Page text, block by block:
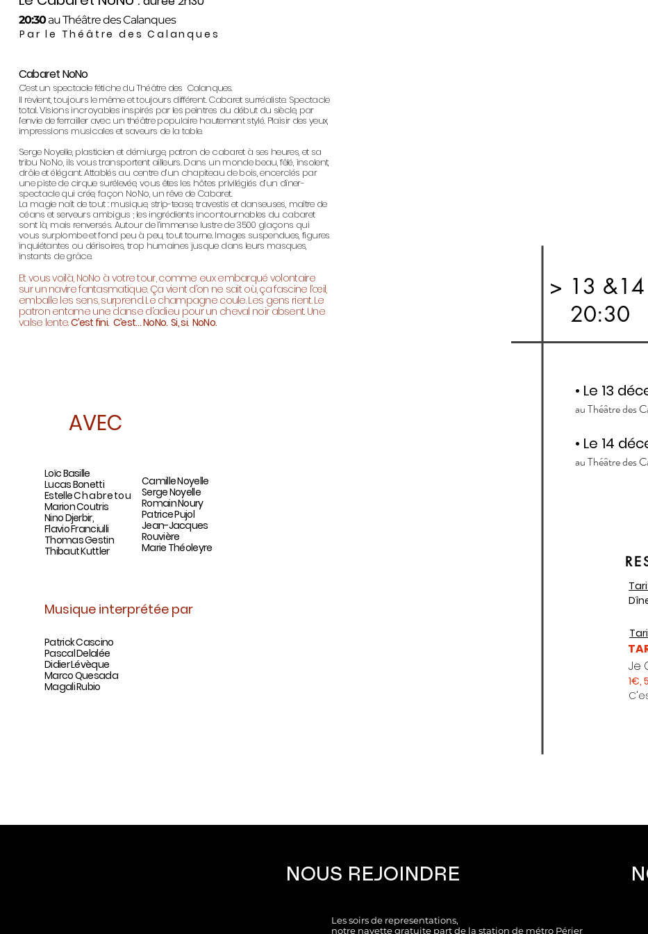
20:30au Théâtre des Calanques
Par le Théâtre des Calanques
Cabaret NoNo
C’est un spectacle fétiche du Théâtre des Calanques.
Il revient, toujours le même et toujours différent. Cabaret surréaliste. Spectacle
total. Visions incroyables inspirés par les peintres du début du siècle, par
l’envie de ferrailler avec un théâtre populaire hautement stylé. Plaisir des yeux,
impressions musicales et saveurs de la table.
Serge Noyelle, plasticien et démiurge, patron de cabaret à ses heures, et sa
tribu NoNo, ils vous transportent ailleurs. Dans un monde beau, fêlé, insolent,
drôle et élégant. Attablés au centre d’un chapiteau de bois, encerclés par
une piste de cirque surélevée, vous êtes les hôtes privilégiés d’un dîner-
spectacle qui crée, façon NoNo, un rêve de Cabaret.
La magie naît de tout : musique, strip-tease, travestis et danseuses, maître de
céans et serveurs ambigus ; les ingrédients incontournables du cabaret
sont là, mais renversés. Autour de l’immense lustre de 3500 glaçons qui
vous surplombe et fond peu à peu, tout tourne. Images suspendues, figures
inquiétantes ou dérisoires, trop humaines jusque dans leurs masques,
instants de grâce.
Et vous voilà, NoNo à votre tour, comme eux embarqué volontaire
sur un navire fantasmatique. Ça vient d’on ne sait où, ça fascine l’œil,
emballe les sens, surprend. Le champagne coule. Les gens rient. Le
patron entame une danse d’adieu pour un cheval noir absent. Une
valse lente.C’est fini. C’est… NoNo. Si, si. NoNo.
AVEC
Loïc Basille
Lucas Bonetti
EstelleChabretou
Marion Coutris
Nino Djerbir,
Flavio Franciulli
Thomas Gestin
Thibaut Kuttler
Camille Noyelle
Serge Noyelle
Romain Noury
Patrice Pujol
Jean-Jacques
Rouvière
Marie Théoleyre
Musique interprétée par
Patrick Cascino
Pascal Delalée
Didier Lévèque
Marco Quesada
Magali Rubio
> 13 &14
20:30
• Le 13
au Théâtre des
• Le 14
au Théâtre des
Je
1€,
NOUS REJOINDRE
Les soirs de representations,
notre navette gratuite part de la station de métro Périer